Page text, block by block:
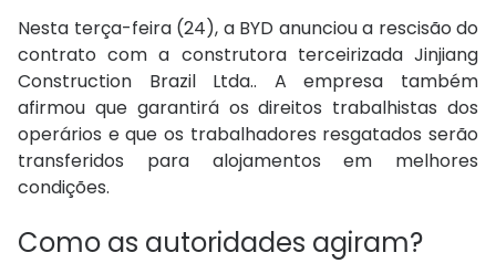
Nesta terça-feira (24), a BYD anunciou a rescisão do
contrato com a construtora terceirizada Jinjiang
Construction Brazil Ltda.. A empresa também
afirmou que garantirá os direitos trabalhistas dos
operários e que os trabalhadores resgatados serão
transferidos para alojamentos em melhores
condições.
Como as autoridades agiram?